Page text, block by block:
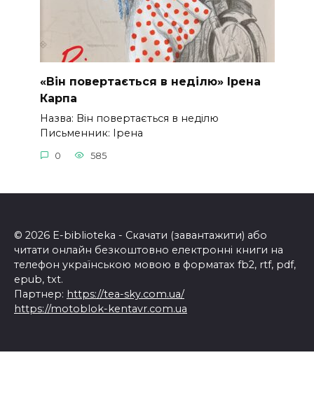
«Він повертається в неділю» Ірена
Карпа
Назва: Він повертається в неділю
Письменник: Ірена
0 585
© 2026 E-biblioteka - Скачати (завантажити) або
читати онлайн безкоштовно електронні книги на
телефон українською мовою в форматах fb2, rtf, pdf,
epub, txt.
Партнер: https://tea-sky.com.ua/
https://motoblok-kentavr.com.ua